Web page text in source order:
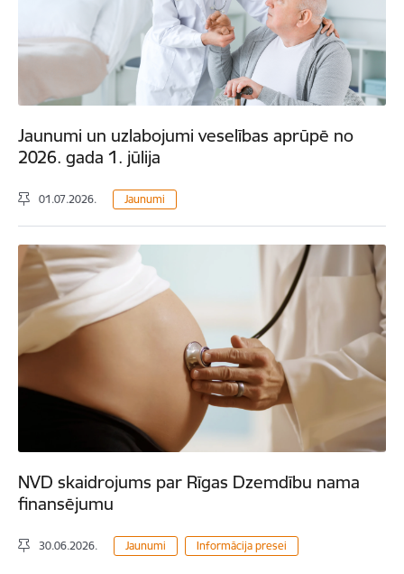
Jaunumi un uzlabojumi veselības aprūpē no
2026. gada 1. jūlija
01.07.2026. Jaunumi
NVD skaidrojums par Rīgas Dzemdību nama
finansējumu
30.06.2026. Jaunumi Informācija presei